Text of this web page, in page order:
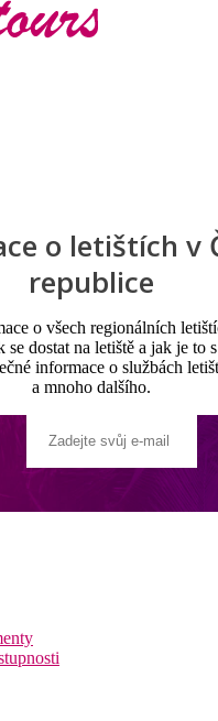
minute
o letištích v
republice
o všech regionálních
se dostat na letiště a jak je to
informace o službách
a mnoho dalšího.